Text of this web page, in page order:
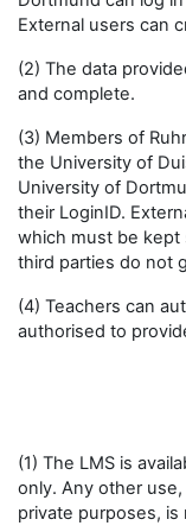
External users can
(2) The data
and complete.
(3) Members of
the University of
University of
their LoginID.
which must be kept
third parties do not
(4) Teachers can
authorised to
(1) The LMS is
only. Any other
private purposes, is